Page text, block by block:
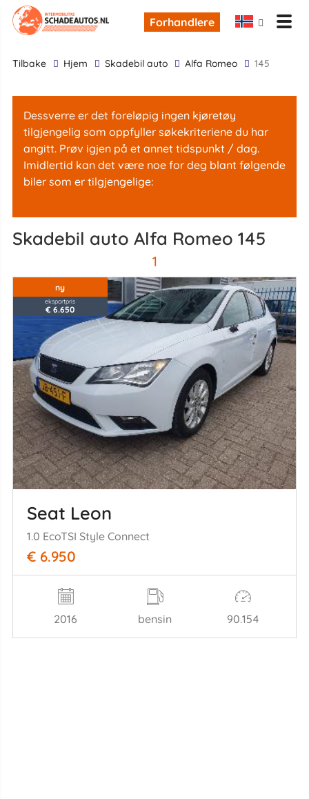
Forhandlere
tilbake Hjem skadebil auto Alfa Romeo 145
Dessverre er det foreløpig ingen kjøretøy
tilgjengelig som oppfyller søkekriteriene du har
angitt. Prøv igjen på et annet tidspunkt / dag.
Imidlertid kan det være noe for deg blant følgende
biler som er tilgjengelige:
skadebil auto Alfa Romeo 145
1
ny
eksportpris
€ 6.650
Seat Leon
1.0 EcoTSI Style Connect
€ 6.950
2016 bensin 90.154